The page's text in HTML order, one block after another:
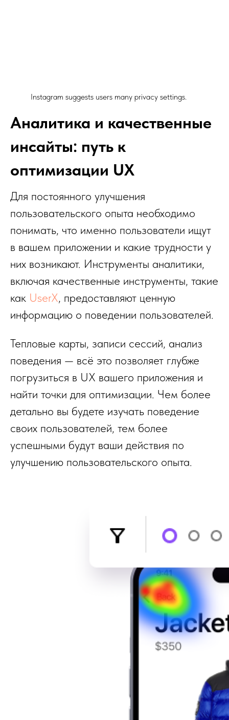
Instagram suggests users many privacy settings.
Аналитика и качественные
инсайты: путь к
оптимизации UX
Для постоянного улучшения
пользовательского опыта необходимо
понимать, что именно пользователи ищут
в вашем приложении и какие трудности у
них возникают. Инструменты аналитики,
включая качественные инструменты, такие
как UserX, предоставляют ценную
информацию о поведении пользователей.
Тепловые карты, записи сессий, анализ
поведения — всё это позволяет глубже
погрузиться в UX вашего приложения и
найти точки для оптимизации. Чем более
детально вы будете изучать поведение
своих пользователей, тем более
успешными будут ваши действия по
улучшению пользовательского опыта.